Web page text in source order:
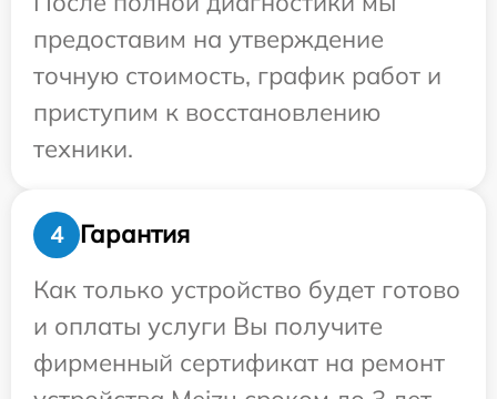
предоставим на утверждение
точную стоимость, график работ и
приступим к восстановлению
техники.
4
Гарантия
Как только устройство будет готово
и оплаты услуги Вы получите
фирменный сертификат на ремонт